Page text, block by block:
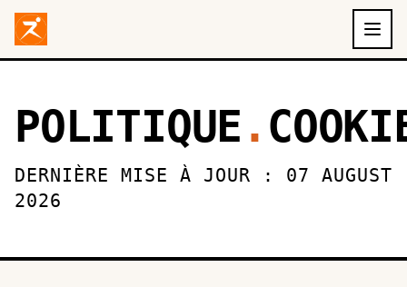
Aller au contenu principal
POLITIQUE .
DERNIÈRE MISE À JOUR : 07 AUGUST
2026